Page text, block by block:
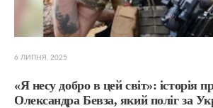
6 ЛИПНЯ, 2025
«Я несу добро в цей світ»: історія
Олександра Бевза, який поліг за